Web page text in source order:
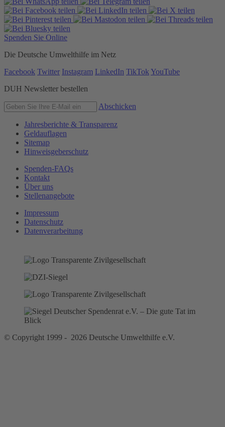
Spenden Sie Online
Die Deutsche Umwelthilfe im Netz
Facebook Twitter Instagram LinkedIn TikTok YouTube
DUH Newsletter bestellen
Abschicken
Jahresberichte & Transparenz
Geldauflagen
Sitemap
Hinweisgeberschutz
Spenden-FAQs
Kontakt
Über uns
Stellenangebote
Impressum
Datenschutz
Datenverarbeitung
© Copyright 1999 - 2026 Deutsche Umwelthilfe e.V.